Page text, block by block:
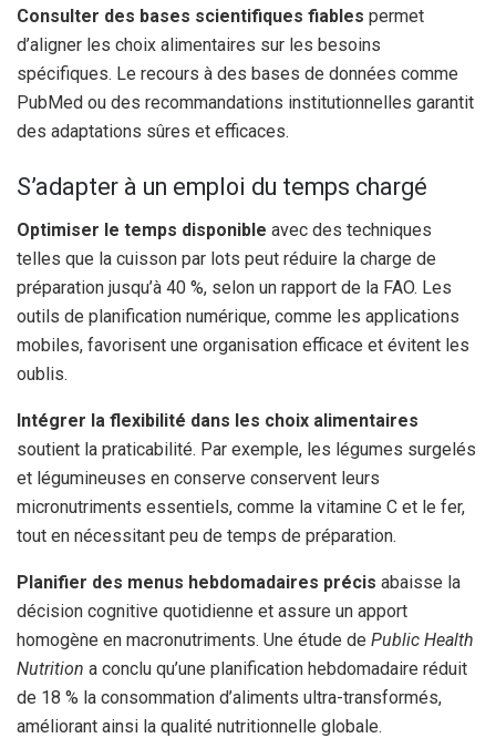
Consulter des bases scientifiques fiables permet
d’aligner les choix alimentaires sur les besoins
spécifiques. Le recours à des bases de données comme
PubMed ou des recommandations institutionnelles garantit
des adaptations sûres et efficaces.
S’adapter à un emploi du temps chargé
Optimiser le temps disponible avec des techniques
telles que la cuisson par lots peut réduire la charge de
préparation jusqu’à 40 %, selon un rapport de la FAO. Les
outils de planification numérique, comme les applications
mobiles, favorisent une organisation efficace et évitent les
oublis.
Intégrer la flexibilité dans les choix alimentaires
soutient la praticabilité. Par exemple, les légumes surgelés
et légumineuses en conserve conservent leurs
micronutriments essentiels, comme la vitamine C et le fer,
tout en nécessitant peu de temps de préparation.
Planifier des menus hebdomadaires précis abaisse la
décision cognitive quotidienne et assure un apport
homogène en macronutriments. Une étude de Public Health
Nutrition a conclu qu’une planification hebdomadaire réduit
de 18 % la consommation d’aliments ultra-transformés,
améliorant ainsi la qualité nutritionnelle globale.